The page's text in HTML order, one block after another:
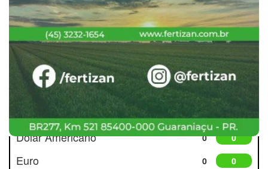
Cotações
Dólar Americano 0 0
Euro 0 0